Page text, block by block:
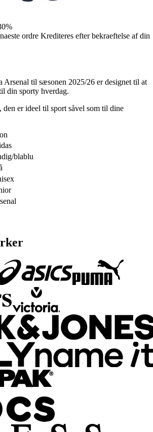
ordre Krediteres efter bekraeftelse af din
Arsenal til sæsonen 2025/26 er designet til at
din sporty hverdag.
er ideel til sport såvel som til dine
blablu